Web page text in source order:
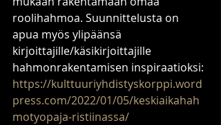
roolihahmoa. Suunnittelusta on
apua myös ylipäänsä
kirjoittajille/käsikirjoittajille
hahmonrakentamisen inspiraatioksi:
https://kulttuuriyhdistyskorppi.word
press.com/2022/01/05/keskiaikahah
motyopaja-ristiinassa/